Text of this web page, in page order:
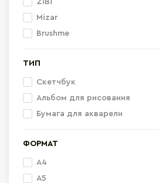
ZiBi
Mizar
Brushme
ТИП
Скетчбук
Альбом для рисования
Бумага для акварели
ФОРМАТ
A4
A5